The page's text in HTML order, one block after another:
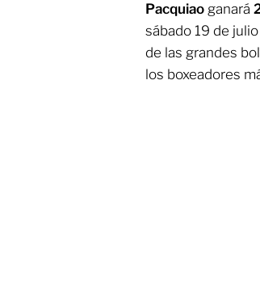
Pacquiao ganará
sábado 19 de
de las grandes
los boxeadores